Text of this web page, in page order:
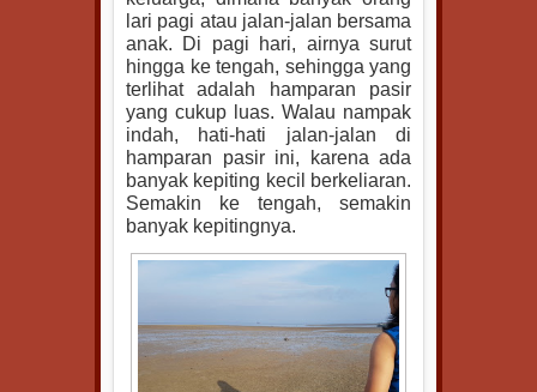
lari pagi atau jalan-jalan bersama
anak. Di pagi hari, airnya surut
hingga ke tengah, sehingga yang
terlihat adalah hamparan pasir
yang cukup luas. Walau nampak
indah, hati-hati jalan-jalan di
hamparan pasir ini, karena ada
banyak kepiting kecil berkeliaran.
Semakin ke tengah, semakin
banyak kepitingnya.